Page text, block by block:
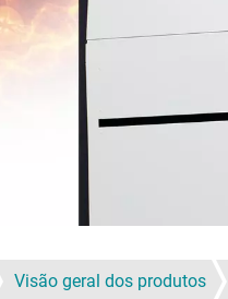
Visão geral dos produtos